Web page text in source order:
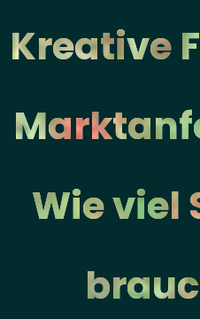
Kreative
Wie viel